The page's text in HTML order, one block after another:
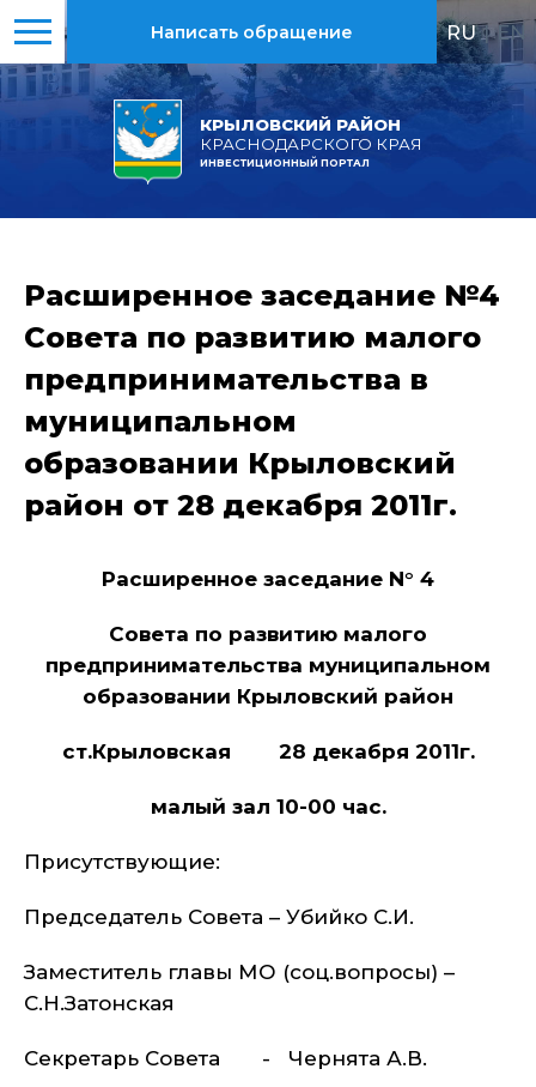
КРЫЛОВСКИЙ РАЙОН
КРАСНОДАРСКОГО КРАЯ
ИНВЕСТИЦИОННЫЙ ПОРТАЛ
Написать обращение RU | EN
Расширенное заседание №4
Совета по развитию малого
предпринимательства в
муниципальном
образовании Крыловский
район от 28 декабря 2011г.
Расширенное заседание N° 4
Совета по развитию малого
предпринимательства муниципальном
образовании Крыловский район
ст.Крыловская 28 декабря 2011г.
малый зал 10-00 час.
Присутствующие:
Председатель Совета – Убийко С.И.
Заместитель главы МО (соц.вопросы) –
С.Н.Затонская
Секретарь Совета - Чернята А.В.